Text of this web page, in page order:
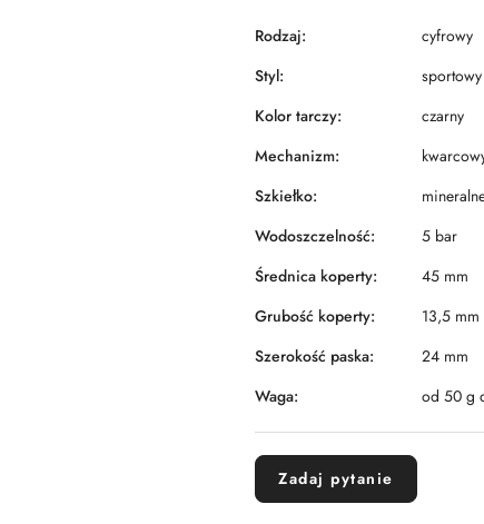
Rodzaj:
cyfrowy
Styl:
sportowy
Kolor tarczy:
czarny
Mechanizm:
Szkiełko:
Wodoszczelność:
5 bar
Średnica koperty:
45 mm
Grubość koperty:
13,5 mm
Szerokość paska:
24 mm
Waga:
od 50 g
Zadaj pytanie